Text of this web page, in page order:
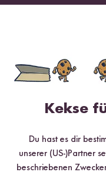
Kekse
Du hast es dir
unserer (US-)Partner
beschriebenen